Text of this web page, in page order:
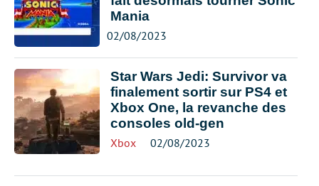
Mania
02/08/2023
Star Wars Jedi: Survivor va
finalement sortir sur PS4 et
Xbox One, la revanche des
consoles old-gen
Xbox 02/08/2023